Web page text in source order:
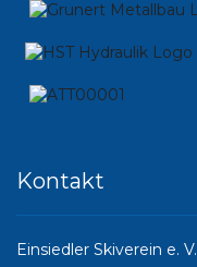
Kontakt
Einsiedler Skiverein e. V.